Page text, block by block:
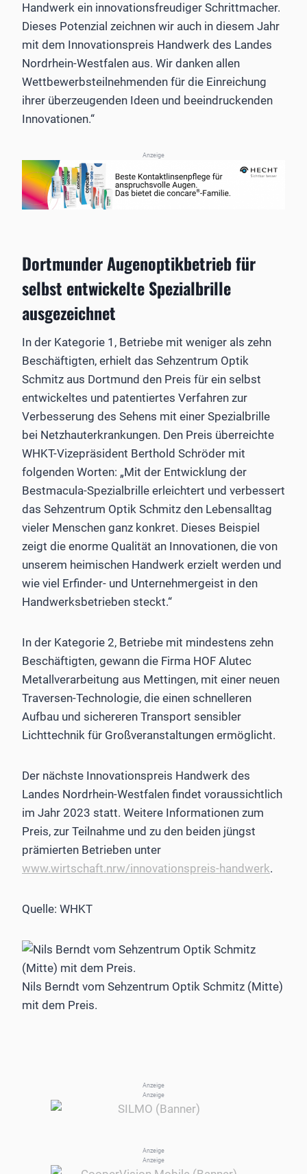
Handwerk ein innovationsfreudiger Schrittmacher.
Dieses Potenzial zeichnen wir auch in diesem Jahr
mit dem Innovationspreis Handwerk des Landes
Nordrhein-Westfalen aus. Wir danken allen
Wettbewerbsteilnehmenden für die Einreichung
ihrer überzeugenden Ideen und beeindruckenden
Innovationen.“
Anzeige
Dortmunder Augenoptikbetrieb für
selbst entwickelte Spezialbrille
ausgezeichnet
In der Kategorie 1, Betriebe mit weniger als zehn
Beschäftigten, erhielt das Sehzentrum Optik
Schmitz aus Dortmund den Preis für ein selbst
entwickeltes und patentiertes Verfahren zur
Verbesserung des Sehens mit einer Spezialbrille
bei Netzhauterkrankungen. Den Preis überreichte
WHKT-Vizepräsident Berthold Schröder mit
folgenden Worten: „Mit der Entwicklung der
Bestmacula-Spezialbrille erleichtert und verbessert
das Sehzentrum Optik Schmitz den Lebensalltag
vieler Menschen ganz konkret. Dieses Beispiel
zeigt die enorme Qualität an Innovationen, die von
unserem heimischen Handwerk erzielt werden und
wie viel Erfinder- und Unternehmergeist in den
Handwerksbetrieben steckt.“
In der Kategorie 2, Betriebe mit mindestens zehn
Beschäftigten, gewann die Firma HOF Alutec
Metallverarbeitung aus Mettingen, mit einer neuen
Traversen-Technologie, die einen schnelleren
Aufbau und sichereren Transport sensibler
Lichttechnik für Großveranstaltungen ermöglicht.
Der nächste Innovationspreis Handwerk des
Landes Nordrhein-Westfalen findet voraussichtlich
im Jahr 2023 statt. Weitere Informationen zum
Preis, zur Teilnahme und zu den beiden jüngst
prämierten Betrieben unter
www.wirtschaft.nrw/innovationspreis-handwerk.
Quelle: WHKT
Nils Berndt vom Sehzentrum Optik Schmitz (Mitte)
mit dem Preis.
Anzeige
Anzeige
Anzeige
Anzeige